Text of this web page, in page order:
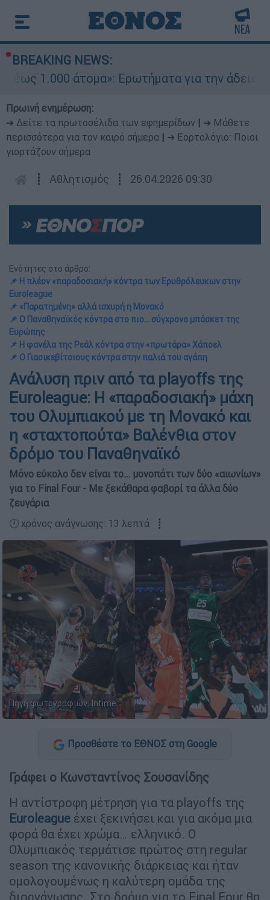
BREAKING NEWS:
Ερωτήματα για την άδεια προσγείωσης
Πρωινή ενημέρωση:
➔ Δείτε τα πρωτοσέλιδα των εφημερίδων
➔ Μάθετε
περισσότερα για τον καιρό σήμερα
➔ Εορτολόγιο: Ποιοι
γιορτάζουν σήμερα
┋ Αθλητισμός ┋ 26.04.2026 09:30
Ενότητες στο άρθρο:
📌 Η πλέον «παραδοσιακή» κόντρα των Ερυθρόλευκων στην
Euroleague
📌 «Παρατημένη» αλλά ισχυρή η Μονακό
📌 Ο Παναθηναϊκός κόντρα στο πιο… σύγχρονο μπάσκετ της
Ευρώπης
📌 Η φανέλα της Ρεάλ κόντρα στην «πρωτάρα» Χάποελ
📌 Ο Γιασικεβίτσιους κόντρα στην παλιά του αγάπη
Ανάλυση πριν από τα playoffs της
Euroleague: Η «παραδοσιακή» μάχη
του Ολυμπιακού με τη Μονακό και
η «σταχτοπούτα» Βαλένθια στον
δρόμο του Παναθηναϊκό
Μόνο εύκολο δεν είναι το… μονοπάτι των δύο «αιωνίων»
για το Final Four - Με ξεκάθαρα φαβορί τα άλλα δύο
ζευγάρια
🕛 χρόνος ανάγνωσης: 13 λεπτά ┋
Πηγή φωτογραφιών: Intime
Προσθέστε το ΕΘΝΟΣ στη Google
Γράφει ο Κωνσταντίνος Σουσανίδης
Η αντίστροφη μέτρηση για τα playoffs της
Euroleague έχει ξεκινήσει και για ακόμα μια
φορά θα έχει χρώμα… ελληνικό. Ο
Ολυμπιακός τερμάτισε πρώτος στη regular
season της κανονικής διάρκειας και ήταν
ομολογουμένως η καλύτερη ομάδα της
διοργάνωσης. Στο δρόμο για το Final Four θα